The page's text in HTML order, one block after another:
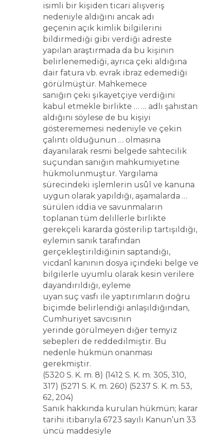
isimli bir kişiden ticari alışveriş
nedeniyle aldığını ancak adı
geçenin açık kimlik bilgilerini
bildirmediği gibi verdiği adreste
yapılan araştırmada da bu kişinin
belirlenemediği, ayrıca çeki aldığına
dair fatura vb. evrak ibraz edemediği
görülmüştür. Mahkemece
sanığın çeki şikayetçiye verdiğini
kabul etmekle birlikte … … adlı şahıstan
aldığını söylese de bu kişiyi
gösterememesi nedeniyle ve çekin
çalıntı olduğunun … olmasına
dayanılarak resmi belgede sahtecilik
suçundan sanığın mahkumiyetine
hükmolunmuştur. Yargılama
sürecindeki işlemlerin usûl ve kanuna
uygun olarak yapıldığı, aşamalarda …
sürülen iddia ve savunmaların
toplanan tüm delillerle birlikte
gerekçeli kararda gösterilip tartışıldığı,
eylemin sanık tarafından
gerçekleştirildiğinin saptandığı,
vicdanî kanının dosya içindeki belge ve
bilgilerle uyumlu olarak kesin verilere
dayandırıldığı, eyleme
uyan suç vasfı ile yaptırımların doğru
biçimde belirlendiği anlaşıldığından,
Cumhuriyet savcısının
yerinde görülmeyen diğer temyiz
sebepleri de reddedilmiştir. Bu
nedenle hükmün onanması
gerekmiştir.
(5320 S. K. m. 8) (1412 S. K. m. 305, 310,
317) (5271 S. K. m. 260) (5237 S. K. m. 53,
62, 204)
Sanık hakkında kurulan hükmün; karar
tarihi itibarıyla 6723 sayılı Kanun’un 33
üncü maddesiyle